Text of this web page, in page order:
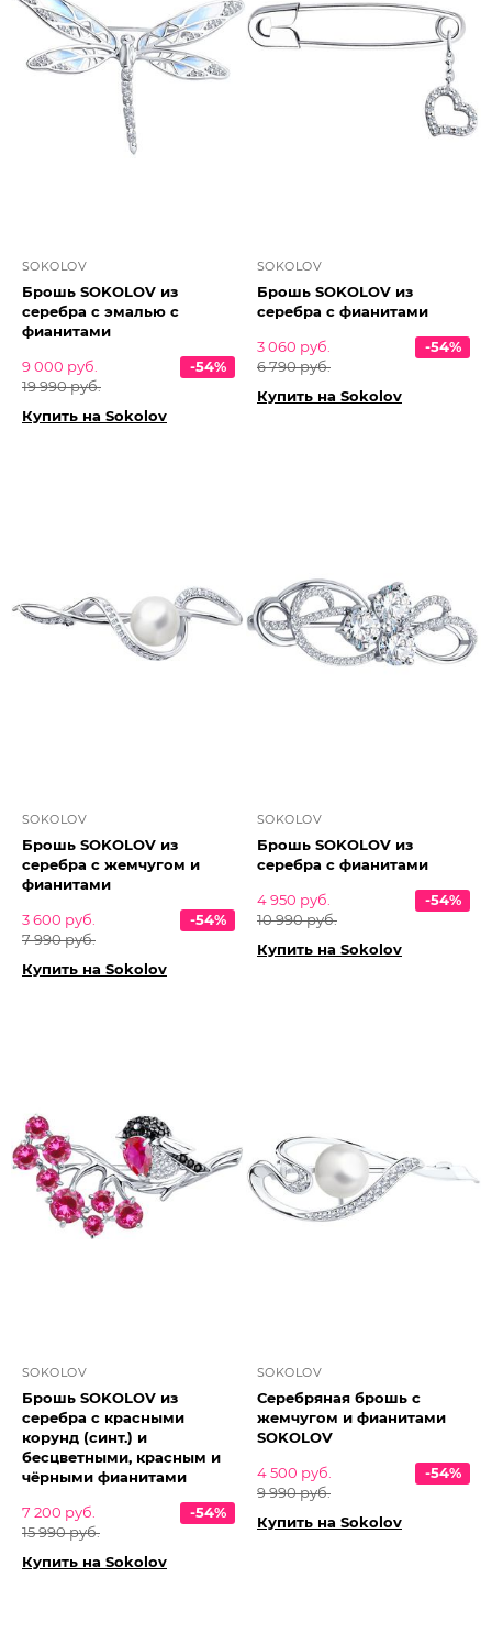
SOKOLOV
Брошь SOKOLOV из
серебра с эмалью с
фианитами
9 000 руб.
19 990 руб.
-54%
Купить на Sokolov
SOKOLOV
Брошь SOKOLOV из
серебра с фианитами
3 060 руб.
6 790 руб.
-54%
Купить на Sokolov
SOKOLOV
Брошь SOKOLOV из
серебра с жемчугом и
фианитами
3 600 руб.
7 990 руб.
-54%
Купить на Sokolov
SOKOLOV
Брошь SOKOLOV из
серебра с фианитами
4 950 руб.
10 990 руб.
-54%
Купить на Sokolov
SOKOLOV
Брошь SOKOLOV из
серебра с красными
корунд (синт.) и
бесцветными, красным и
чёрными фианитами
7 200 руб.
15 990 руб.
-54%
Купить на Sokolov
SOKOLOV
Серебряная брошь с
жемчугом и фианитами
SOKOLOV
4 500 руб.
9 990 руб.
-54%
Купить на Sokolov